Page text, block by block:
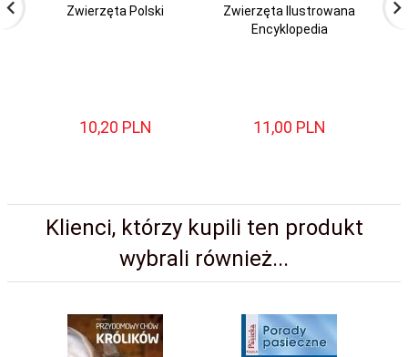
Zwierzęta Polski
10,20 PLN
Zwierzęta Ilustrowana
Encyklopedia
11,00 PLN
Klienci, którzy kupili ten produkt
wybrali również...